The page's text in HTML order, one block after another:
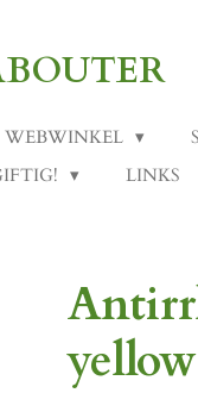
WEBWINKEL
LINKS